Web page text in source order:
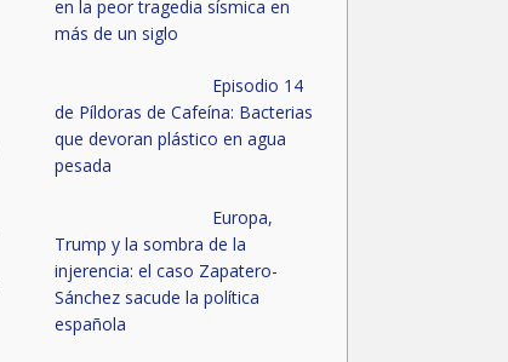
en la peor tragedia sísmica en
más de un siglo
Episodio 14
de Píldoras de Cafeína: Bacterias
que devoran plástico en agua
pesada
Europa,
Trump y la sombra de la
injerencia: el caso Zapatero-
Sánchez sacude la política
española